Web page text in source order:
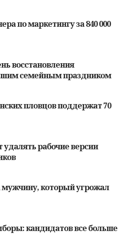
по маркетингу за 840 000
восстановления
семейным праздником
пловцов поддержат 70
удалять рабочие версии
который угрожал
кандидатов все больше